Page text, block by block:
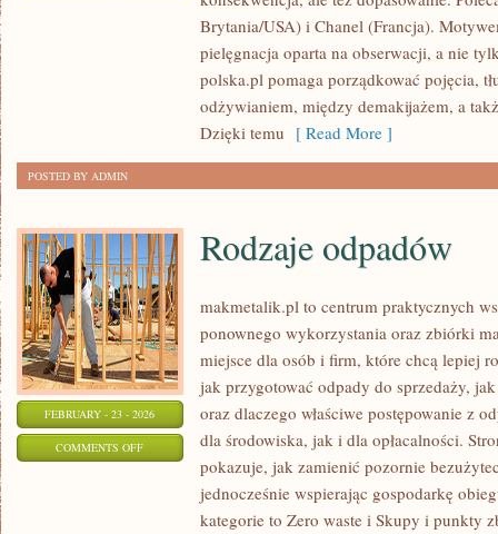
Brytania/USA) i Chanel (Francja).
pielęgnacja oparta na obserwacji, a nie
polska.pl pomaga porządkować pojęcia,
odżywianiem, między demakijażem, a
Dzięki temu [ Read More ]
POSTED BY ADMIN
FEBRUARY - 23 - 2026
COMMENTS OFFON
Rodzaje odpadów
makmetalik.pl to centrum praktycznych
ponownego wykorzystania oraz zbiórki
miejsce dla osób i firm, które chcą lepiej
jak przygotować odpady do sprzedaży,
oraz dlaczego właściwe postępowanie z
dla środowiska, jak i dla opłacalności.
pokazuje, jak zamienić pozornie
jednocześnie wspierając gospodarkę
kategorie to Zero waste i Skupy i punkty